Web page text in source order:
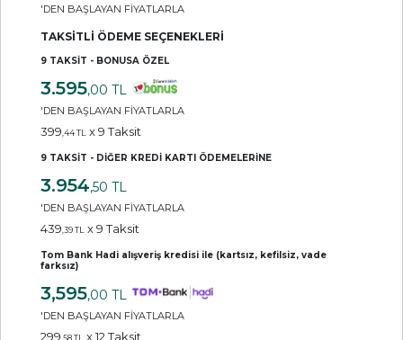
'DEN BAŞLAYAN FİYATLARLA
TAKSİTLİ ÖDEME SEÇENEKLERİ
9 TAKSİT - BONUSA ÖZEL
3.595,00 TL
'DEN BAŞLAYAN FİYATLARLA
399,44 TL x 9 Taksit
9 TAKSİT - DİĞER KREDİ KARTI ÖDEMELERİNE
3.954,50 TL
'DEN BAŞLAYAN FİYATLARLA
439,39 TL x 9 Taksit
Tom Bank Hadi alışveriş kredisi ile (kartsız, kefilsiz, vade
farksız)
3,595,00 TL
'DEN BAŞLAYAN FİYATLARLA
299 x 12 Taksit